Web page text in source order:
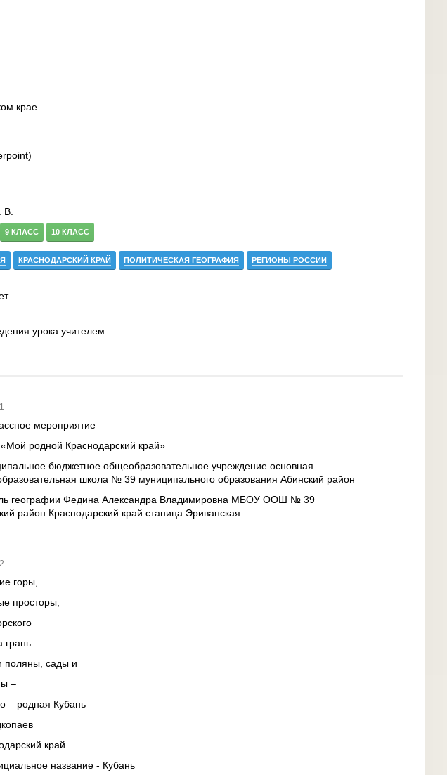
крае
В.
9 КЛАСС 10 КЛАСС
КРАСНОДАРСКИЙ КРАЙ ПОЛИТИЧЕСКАЯ ГЕОГРАФИЯ РЕГИОНЫ РОССИИ
урока учителем
мероприятие
родной Краснодарский край»
бюджетное общеобразовательное учреждение основная
школа № 39 муниципального образования Абинский район
географии Федина Александра Владимировна МБОУ ООШ № 39
район Краснодарский край станица Эриванская
горы,
просторы,
грань …
поляны, сады и
–
– родная Кубань
край
название - Кубань